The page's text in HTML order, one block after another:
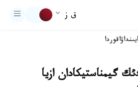
ق ز
اقوردا
گيمناستيكادان ازيا